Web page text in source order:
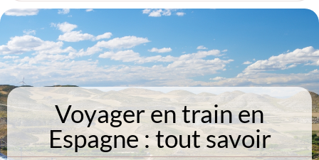
Voyager en train en
Espagne : tout savoir